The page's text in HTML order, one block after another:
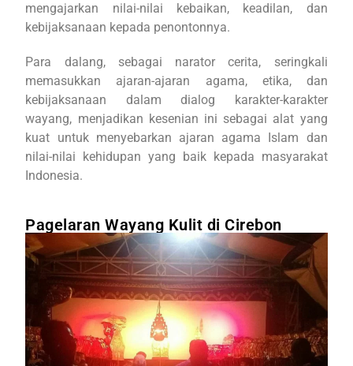
mengajarkan nilai-nilai kebaikan, keadilan, dan
kebijaksanaan kepada penontonnya.
Para dalang, sebagai narator cerita, seringkali
memasukkan ajaran-ajaran agama, etika, dan
kebijaksanaan dalam dialog karakter-karakter
wayang, menjadikan kesenian ini sebagai alat yang
kuat untuk menyebarkan ajaran agama Islam dan
nilai-nilai kehidupan yang baik kepada masyarakat
Indonesia.
Pagelaran Wayang Kulit di Cirebon